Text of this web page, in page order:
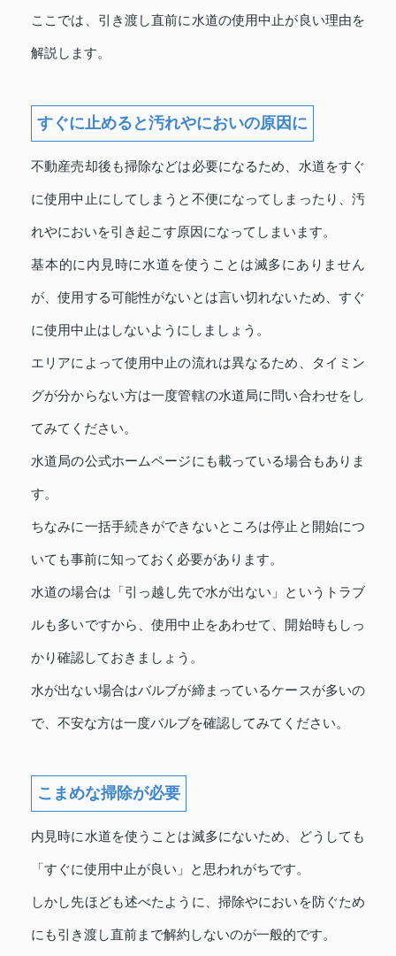
ここでは、引き渡し直前に水道の使用中止が良い理由を
解説します。
すぐに止めると汚れやにおいの原因に
不動産売却後も掃除などは必要になるため、水道をすぐ
に使用中止にしてしまうと不便になってしまったり、汚
れやにおいを引き起こす原因になってしまいます。
基本的に内見時に水道を使うことは滅多にありません
が、使用する可能性がないとは言い切れないため、すぐ
に使用中止はしないようにしましょう。
エリアによって使用中止の流れは異なるため、タイミン
グが分からない方は一度管轄の水道局に問い合わせをし
てみてください。
水道局の公式ホームページにも載っている場合もありま
す。
ちなみに一括手続きができないところは停止と開始につ
いても事前に知っておく必要があります。
水道の場合は「引っ越し先で水が出ない」というトラブ
ルも多いですから、使用中止 をあわせて、開始時もしっ
かり確認しておきましょう。
水が出ない場合はバルブが締まっているケースが多いの
で、不安な方は一度バルブを確認してみてください。
こまめな掃除が必要
内見時に水道を使うことは滅多にないため、どうしても
「すぐに使用中止が良い」と思われがちです。
しかし先ほども述べたように、掃除やにおいを防ぐため
にも引き渡し直前まで解約しないのが一般的です。